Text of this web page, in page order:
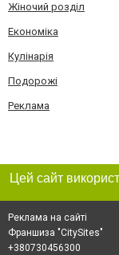
Жіночий розділ
Економіка
Кулінарія
Подорожі
Реклама
Реклама на сайті
Франшиза "CitySites"
+380730456300